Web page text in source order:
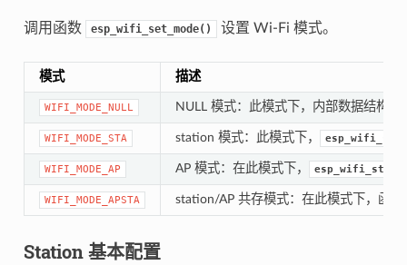
调用函数 esp_wifi_set_mode() 设置 Wi-Fi 模式。
模式 描述
WIFI_MODE_NULL NULL 模式：此模式下，内部数据结构
WIFI_MODE_STA station 模式：此模式下，
WIFI_MODE_AP AP 模式：在此模式下，
WIFI_MODE_APSTA station/AP 共存模式：在此模式下，函数
Station 基本配置